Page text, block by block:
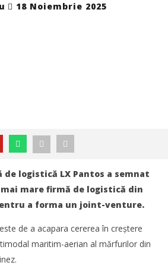
18 Noiembrie 2025
de logistică LX Pantos a semnat
mare firmă de logistică din
a forma un joint-venture.
de a acapara cererea în creștere
maritim-aerian al mărfurilor din